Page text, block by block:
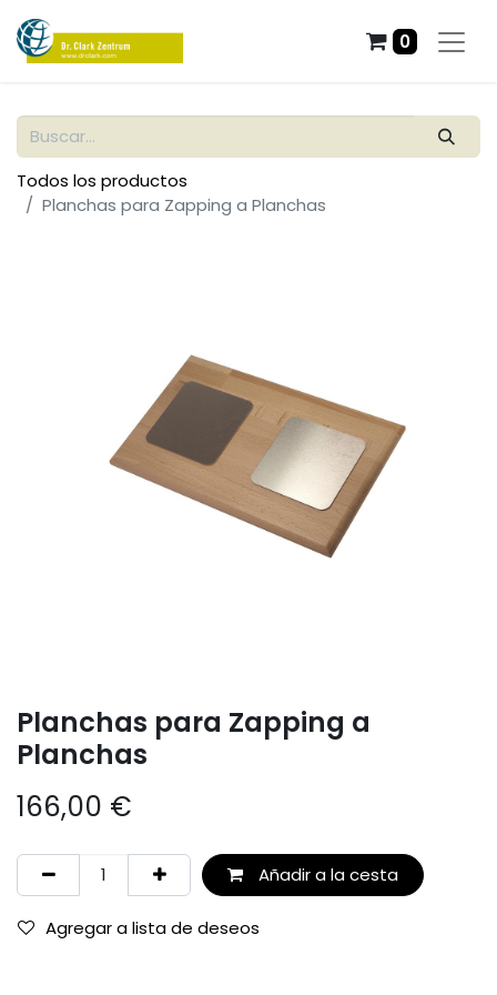
0
Todos los productos
Planchas para Zapping a Planchas
Planchas para Zapping a
Planchas
166,00 €
Añadir a la cesta
Agregar a lista de deseos